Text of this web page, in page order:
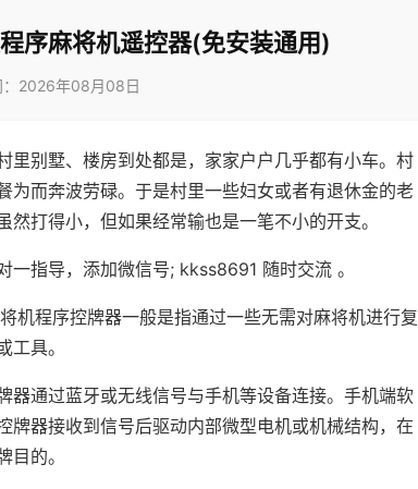
序麻将机遥控器(免安装通用)
：2026年08月08日
里别墅、楼房到处都是，家家户户几乎都有小车。村
为而奔波劳碌。于是村里一些妇女或者有退休金的老
打得小，但如果经常输也是一笔不小的开支。
指导，添加微信号; kkss8691 随时交流 。
机程序控牌器一般是指通过一些无需对麻将机进行复
具。
器通过蓝牙或无线信号与手机等设备连接。手机端软
牌器接收到信号后驱动内部微型电机或机械结构，在
的。